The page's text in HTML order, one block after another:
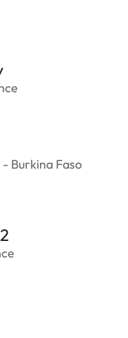
Burkina Faso